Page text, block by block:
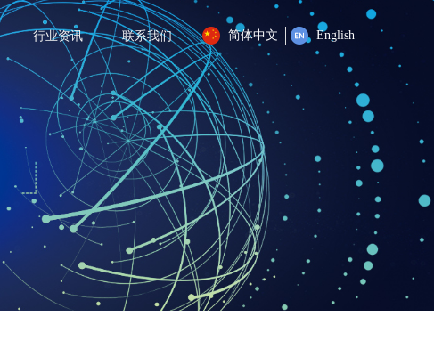
行业资讯 联系我们 简体中文 English